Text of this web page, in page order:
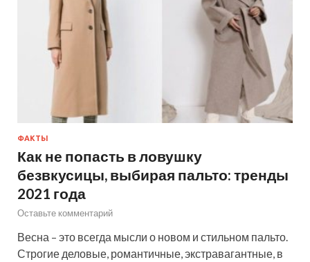
ФАКТЫ
Как не попасть в ловушку
безвкусицы, выбирая пальто: тренды
2021 года
Оставьте комментарий
Весна – это всегда мысли о новом и стильном пальто.
Строгие деловые, романтичные, экстравагантные, в